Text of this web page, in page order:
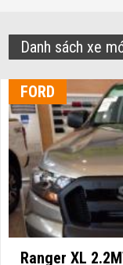
Danh sách xe
FORD
Ranger XL